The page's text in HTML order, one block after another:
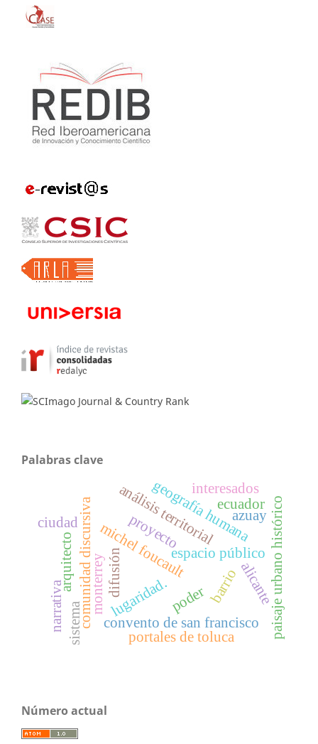
Palabras clave
comunidad discursivamichel foucault
poder
ciudad
convento de san francisco
portales de toluca
lugaridad. paisaje urbano histórico
espacio público
barrio
geografía humana
monterreydifusión
análisis territorial
alicante
interesados
arquitecto
proyecto
ecuador
azuay
sistema
narrativa
Número actual